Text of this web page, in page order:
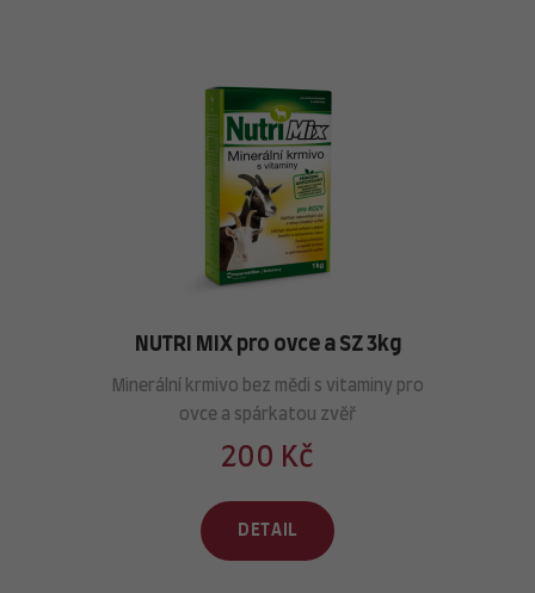
NUTRI MIX pro ovce a SZ 3kg
Minerální krmivo bez mědi s vitaminy pro
ovce a spárkatou zvěř
200 Kč
DETAIL